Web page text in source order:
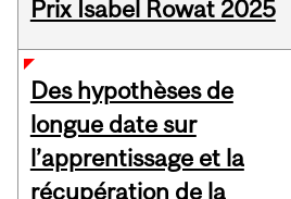
Prix Isabel Rowat 2025
Des hypothèses de
longue date sur
l’apprentissage et la
récupération de la